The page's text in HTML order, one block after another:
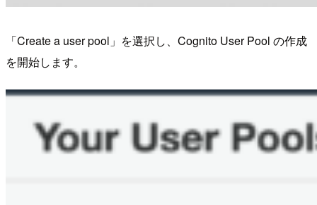
「Create a user pool」を選択し、Cognito User Pool の作成
を開始します。